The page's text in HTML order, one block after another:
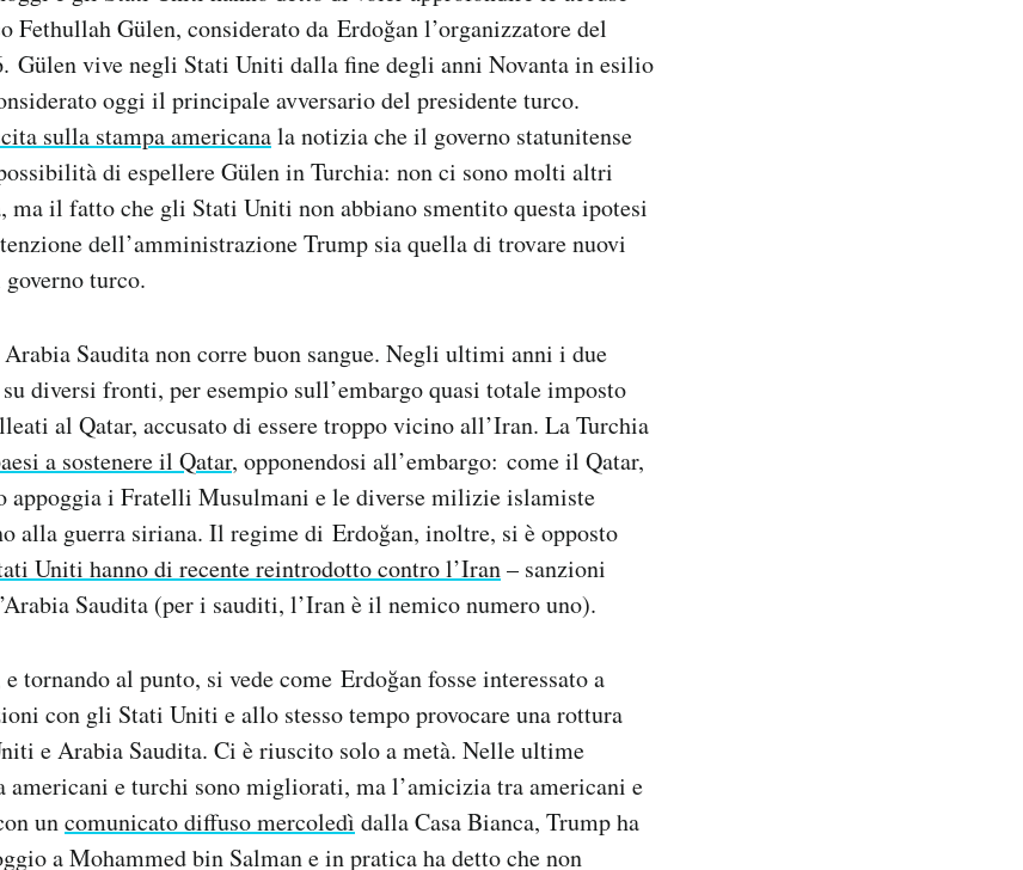
Gülen, considerato da Erdoğan l’organizzatore del
Gülen vive negli Stati Uniti dalla fine degli anni Novanta in esilio
oggi il principale avversario del presidente turco.
sulla stampa americanala notizia che il governo statunitense
di espellere Gülen in Turchia: non ci sono molti altri
ma il fatto che gli Stati Uniti non abbiano smentito questa ipotesi
dell’amministrazione Trump sia quella di trovare nuovi
turco.
Arabia Saudita non corre buon sangue. Negli ultimi anni i due
diversi fronti, per esempio sull’embargo quasi totale imposto
al Qatar, accusato di essere troppo vicino all’Iran. La Turchia
a sostenere il Qatar, opponendosi all’embargo: come il Qatar,
appoggia i Fratelli Musulmani e le diverse milizie islamiste
alla guerra siriana. Il regime di Erdoğan, inoltre, si è opposto
Uniti hanno di recente reintrodotto contro l’Iran– sanzioni
Saudita (per i sauditi, l’Iran è il nemico numero uno).
e tornando al punto, si vede come Erdoğan fosse interessato a
con gli Stati Uniti e allo stesso tempo provocare una rottura
e Arabia Saudita. Ci è riuscito solo a metà. Nelle ultime
americani e turchi sono migliorati, ma l’amicizia tra americani e
uncomunicato diffuso mercoledì dalla Casa Bianca, Trump ha
a Mohammed bin Salman e in pratica ha detto che non